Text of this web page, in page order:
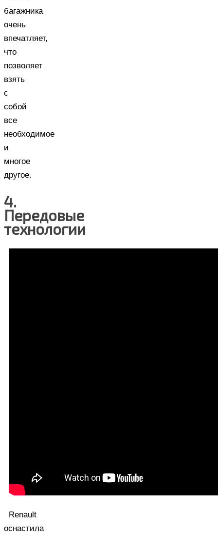
багажника
очень
впечатляет,
что
позволяет
взять
с
собой
все
необходимое
и
многое
другое.
4.
Передовые
технологии
Renault
оснастила